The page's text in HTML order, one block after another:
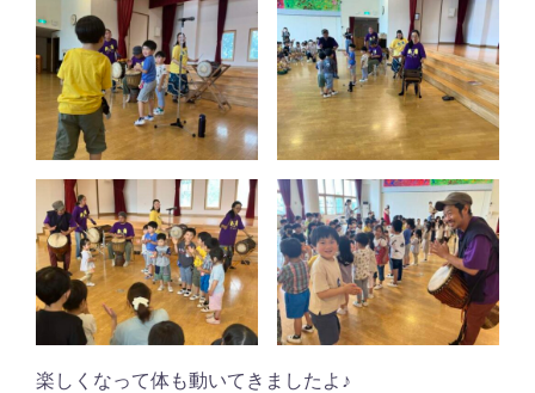
楽しくなって体も動いてきましたよ♪